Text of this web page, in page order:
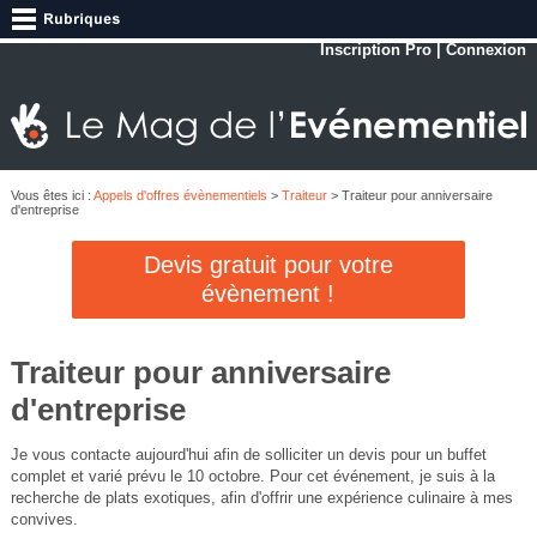
Inscription Pro |Connexion
Vous êtes ici : Appels d'offres évènementiels > Traiteur> Traiteur pour anniversaire
d'entreprise
Devis gratuit pour votre
évènement !
Traiteur pour anniversaire
d'entreprise
Je vous contacte aujourd'hui afin de solliciter un devis pour un buffet
complet et varié prévu le 10 octobre. Pour cet événement, je suis à la
recherche de plats exotiques, afin d'offrir une expérience culinaire à mes
convives.